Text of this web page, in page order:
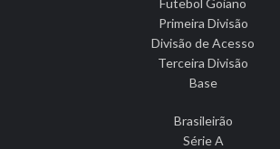
Futebol Goiano
Primeira Divisão
Divisão de Acesso
Terceira Divisão
Base
Brasileirão
Série A